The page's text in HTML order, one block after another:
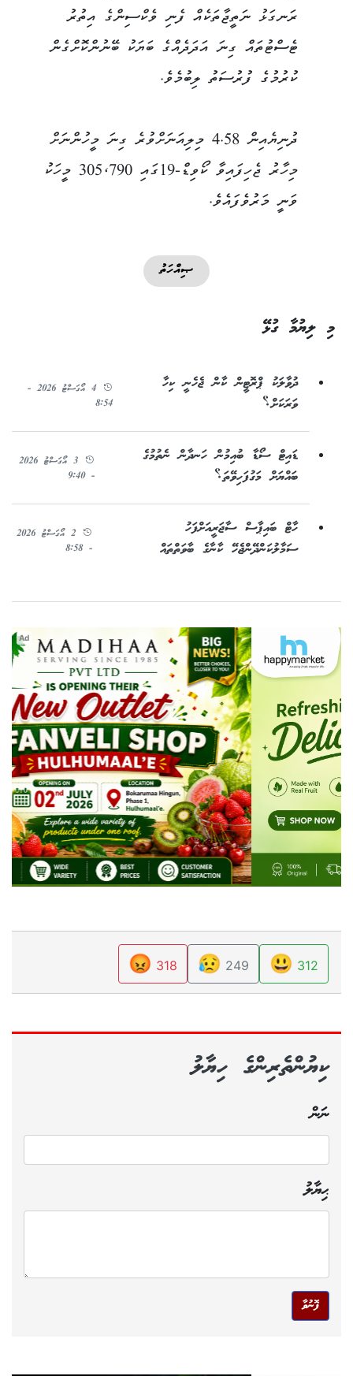
ރަނގަޅު ނަތީޖާތަކެއް ފެނި ވެކްސިންގެ އިތުރު
ޓެސްޓުތައް ގިނަ އަދަދެއްގެ ބަޔަކު ބޭނުންކޮށްގެން
ކުރުމުގެ ފުރުސަތު ލިބުމެވެ.
ދުނިޔެއިން 4.58 މިލިއަނަށްވުރެ ގިނަ މީހުންނަށް
މިހާރު ޖެހިފައިވާ ކޯވިޑް-19ގައި 305،790 މީހަކު
ވަނީ މަރުވެފައެވެ.
ޞިއްހަތު
މި ލިޔުމާ ގުޅޭ
ދުވާލަކު ޕްރޮޓީން ކާން ޖެހެނީ ކިހާ
ވަރަކަށް؟
4 އޯގަސްޓު 2026 -
8:54
ޑައިޓް ސޯޑާ ބުއިމުން ހަނދާން ނެތުމުގެ
ބައްޔަށް މަގުފަހިވޭތަ؟
3 އޯގަސްޓު 2026
- 9:40
ހާޓް ބައިޕާސް ސާޖަރީއަށްފަހު
ސަމާލުކަންދޭންޖެހޭ ކާނާގެ ބާވަތްތައް
2 އޯގަސްޓު 2026
- 8:58
Ad
312
😃
249
😥
318
😡
ކިޔުންތެރިންގެ ހިޔާލު
ނަން
ޙިޔާލު
ފޮނުވާ